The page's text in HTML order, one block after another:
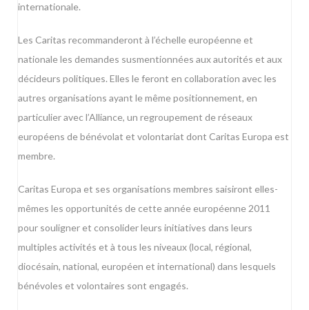
internationale.
Les Caritas recommanderont à l’échelle européenne et
nationale les demandes susmentionnées aux autorités et aux
décideurs politiques. Elles le feront en collaboration avec les
autres organisations ayant le même positionnement, en
particulier avec l’Alliance, un regroupement de réseaux
européens de bénévolat et volontariat dont Caritas Europa est
membre.
Caritas Europa et ses organisations membres saisiront elles-
mêmes les opportunités de cette année européenne 2011
pour souligner et consolider leurs initiatives dans leurs
multiples activités et à tous les niveaux (local, régional,
diocésain, national, européen et international) dans lesquels
bénévoles et volontaires sont engagés.